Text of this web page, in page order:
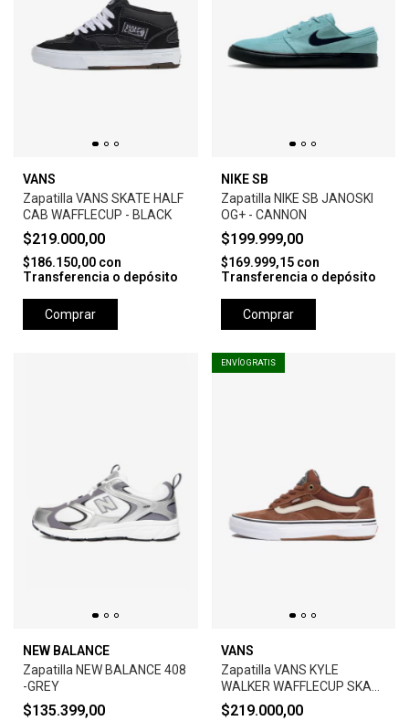
VANS
Zapatilla VANS SKATE HALF
CAB WAFFLECUP - BLACK
$219.000,00
$186.150,00 con
Transferencia o depósito
Comprar
NIKE SB
Zapatilla NIKE SB JANOSKI
OG+ - CANNON
$199.999,00
$169.999,15 con
Transferencia o depósito
Comprar
NEW BALANCE
Zapatilla NEW BALANCE 408
-GREY
$135.399,00
ENVÍO GRATIS
VANS
Zapatilla VANS KYLE
WALKER WAFFLECUP SKATE
- BROWN
$219.000,00